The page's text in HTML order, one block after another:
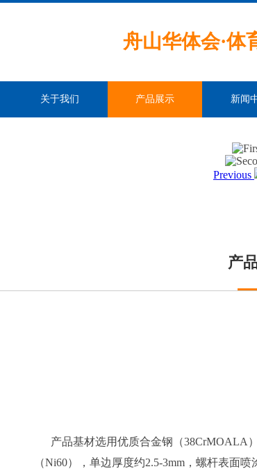
舟山华体会·体
关于我们 产品展示 新闻
Previous
产
产品基材选用优质合金钢（38CrMOALA
（Ni60），单边厚度约2.5-3mm，螺杆表面喷